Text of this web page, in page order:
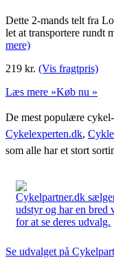
Dette 2-mands telt fra
let at transportere rundt
mere)
219 kr. (Vis fragtpris)
Læs mere »Køb nu »
De mest populære
Cykelexperten.dk,
som alle har et stort
Cykelpartner.dk
udstyr og har en
for at se deres udvalg.
Se udvalget på